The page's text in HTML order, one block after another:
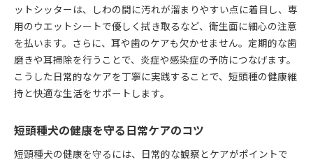
ットシッターは、しわの間に汚れが溜まりやすい点に着目し、専
用のウエットシートで優しく拭き取るなど、衛生面に細心の注意
を払います。さらに、耳や歯のケアも欠かせません。定期的な歯
磨きや耳掃除を行うことで、炎症や感染症の予防につなげます。
こうした日常的なケアを丁寧に実践することで、短頭種の健康維
持と快適な生活をサポートします。
短頭種犬の健康を守る日常ケアのコツ
短頭種犬の健康を守るには、日常的な観察とケアがポイントで